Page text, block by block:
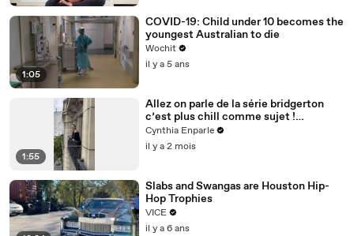
1:05
COVID-19: Child under 10 becomes the
youngest Australian to die
Wochit
il y a 5 ans
1:55
Allez on parle de la série bridgerton
c’est plus chill comme sujet !
#histoire
Cynthia Enparle
il y a 2 mois
Slabs and Swangas are Houston Hip-
Hop Trophies
VICE
il y a 6 ans